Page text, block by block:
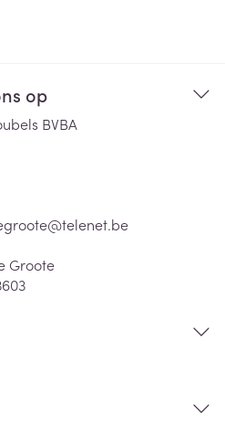
op
BVBA
telenet.be
Groote